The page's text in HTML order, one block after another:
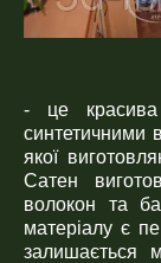
- це
синтетичними
якої
Сатен
волокон та
матеріалу є
залишається